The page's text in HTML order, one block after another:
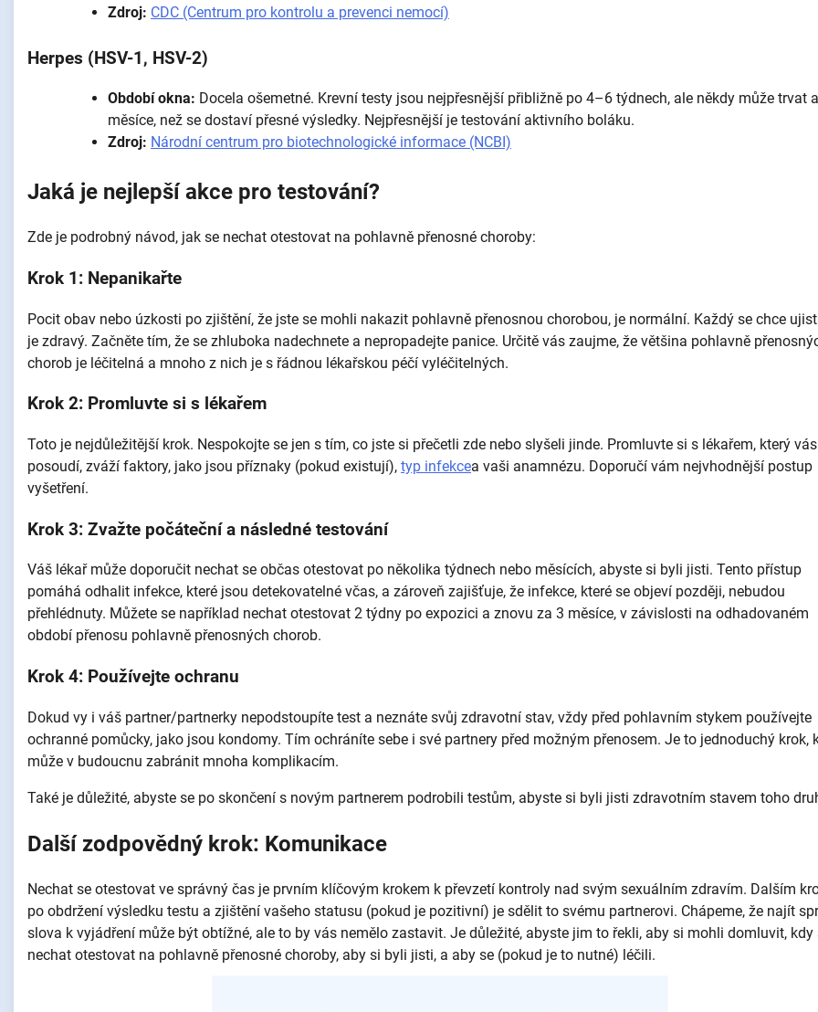
Zdroj: CDC (Centrum pro kontrolu a prevenci nemocí)
Herpes (HSV-1, HSV-2)
Období okna: Docela ošemetné. Krevní testy jsou nejpřesnější přibližně po 4–6 týdnech, ale někdy může trvat
měsíce, než se dostaví přesné výsledky. Nejpřesnější je testování aktivního boláku.
Zdroj: Národní centrum pro biotechnologické informace (NCBI)
Jaká je nejlepší akce pro testování?
Zde je podrobný návod, jak se nechat otestovat na pohlavně přenosné choroby:
Krok 1: Nepanikařte
Pocit obav nebo úzkosti po zjištění, že jste se mohli nakazit pohlavně přenosnou chorobou, je normální. Každý se chce
je zdravý. Začněte tím, že se zhluboka nadechnete a nepropadejte panice. Určitě vás zaujme, že většina pohlavně
chorob je léčitelná a mnoho z nich je s řádnou lékařskou péčí vyléčitelných.
Krok 2: Promluvte si s lékařem
Toto je nejdůležitější krok. Nespokojte se jen s tím, co jste si přečetli zde nebo slyšeli jinde. Promluvte si s lékařem, který vás
posoudí, zváží faktory, jako jsou příznaky (pokud existují), typ infekcea vaši anamnézu. Doporučí vám nejvhodnější postup
vyšetření.
Krok 3: Zvažte počáteční a následné testování
Váš lékař může doporučit nechat se občas otestovat po několika týdnech nebo měsících, abyste si byli jisti. Tento přístup
pomáhá odhalit infekce, které jsou detekovatelné včas, a zároveň zajišťuje, že infekce, které se objeví později, nebudou
přehlédnuty. Můžete se například nechat otestovat 2 týdny po expozici a znovu za 3 měsíce, v závislosti na odhadovaném
období přenosu pohlavně přenosných chorob.
Krok 4: Používejte ochranu
Dokud vy i váš partner/partnerky nepodstoupíte test a neznáte svůj zdravotní stav, vždy před pohlavním stykem používejte
ochranné pomůcky, jako jsou kondomy. Tím ochráníte sebe i své partnery před možným přenosem. Je to jednoduchý krok,
může v budoucnu zabránit mnoha komplikacím.
Také je důležité, abyste se po skončení s novým partnerem podrobili testům, abyste si byli jisti zdravotním stavem toho
Další zodpovědný krok: Komunikace
Nechat se otestovat ve správný čas je prvním klíčovým krokem k převzetí kontroly nad svým sexuálním zdravím. Dalším
po obdržení výsledku testu a zjištění vašeho statusu (pokud je pozitivní) je sdělit to svému partnerovi. Chápeme, že najít
slova k vyjádření může být obtížné, ale to by vás nemělo zastavit. Je důležité, abyste jim to řekli, aby si mohli domluvit, kdy
nechat otestovat na pohlavně přenosné choroby, aby si byli jisti, a aby se (pokud je to nutné) léčili.